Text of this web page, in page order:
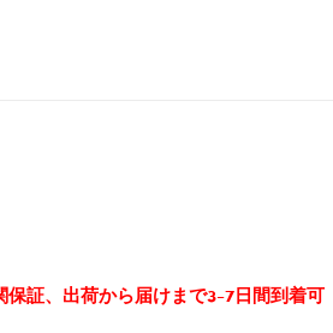
証、出荷から届けまで3-7日間到着可